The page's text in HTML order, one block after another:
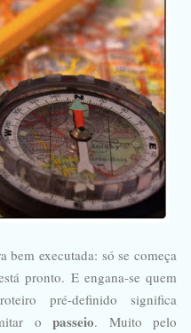
bem executada: só se começa
pronto. E engana-se quem
pré-definido significa
opasseio. Muito pelo